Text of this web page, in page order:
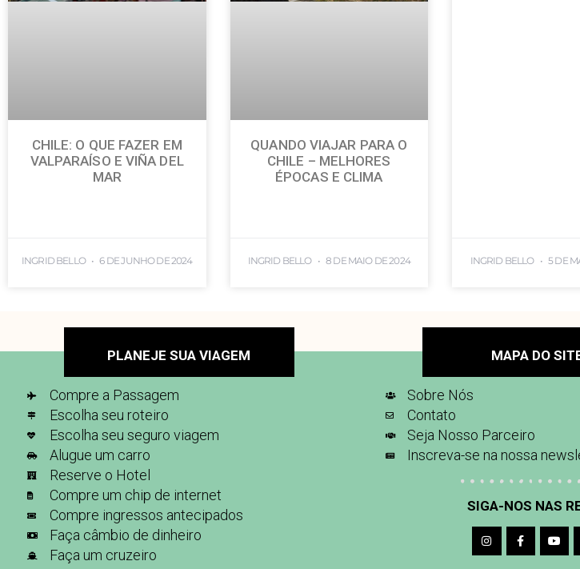
CHILE: O QUE FAZER EM
VALPARAÍSO E VIÑA DEL
MAR
INGRID BELLO 6 DE JUNHO DE 2024
QUANDO VIAJAR PARA O
CHILE – MELHORES
ÉPOCAS E CLIMA
INGRID BELLO 8 DE MAIO DE 2024 INGRID BELLO 5 DE
PLANEJE SUA VIAGEM
Compre a Passagem
Escolha seu roteiro
Escolha seu seguro viagem
Alugue um carro
Reserve o Hotel
Compre um chip de internet
Compre ingressos antecipados
Faça câmbio de dinheiro
Faça um cruzeiro
MAPA DO
Sobre Nós
Contato
Seja Nosso Parceiro
Inscreva-se na nossa
SIGA-NOS NAS